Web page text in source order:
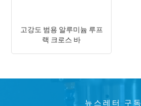
고강도 범용 알루미늄 루프
랙 크로스 바
뉴스레터 구독